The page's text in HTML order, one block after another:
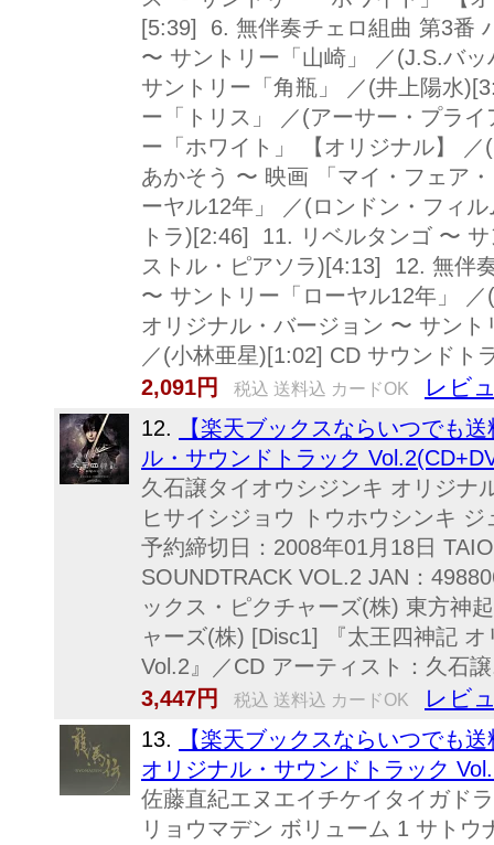
[5:39] 6. 無伴奏チェロ組曲 第3番
〜 サントリー「山崎」 ／(J.S.バ
サントリー「角瓶」 ／(井上陽水
ー「トリス」 ／(アーサー・プラ
ー「ホワイト」 【オリジナル】
あかそう 〜 映画 「マイ・フェア
ーヤル12年」 ／(ロンドン・フィ
トラ)[2:46] 11. リベルタンゴ 〜
ストル・ピアソラ)[4:13] 12. 無伴
〜 サントリー「ローヤル12年」
オリジナル・バージョン 〜 サン
／(小林亜星)[1:02] CD サウンドト
2,091円
税込 送料込 カードOK レビ
12.
【楽天ブックスならいつでも
ル・サウンドトラック
久石譲タイオウシジンキ オリジナ
ヒサイシジョウ トウホウシンキ
予約締切日：2008年01月18日
SOUNDTRACK VOL.2 JAN：
ックス・ピクチャーズ(株) 東方神
ャーズ(株) [Disc1] 『太王四神記
Vol.2』／CD アーティスト：久石
3,447円
税込 送料込 カードOK レビ
13.
【楽天ブックスならいつでも
オリジナル・サウンドトラック
佐藤直紀エヌエイチケイタイガド
リョウマデン ボリューム 1 サト